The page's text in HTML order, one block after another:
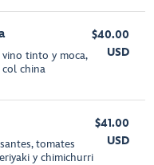
tinto y moca,
col china
$40.00
USD
tomates
y chimichurri
$41.00
USD